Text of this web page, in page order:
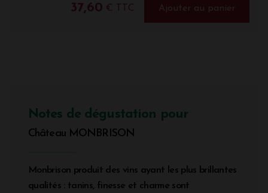
37,60 € TTC Ajouter au panier
Notes de dégustation pour
Château MONBRISON
Monbrison produit des vins ayant les plus brillantes
qualités : tanins, finesse et charme sont